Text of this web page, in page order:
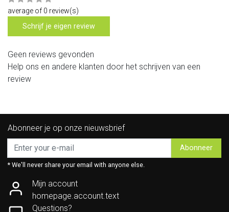
average of 0 review(s)
Schrijf je eigen review
Geen reviews gevonden
Help ons en andere klanten door het schrijven van een
review
Abonneer je op onze nieuwsbrief
Abonneer
* We'll never share your email with anyone else.
Mijn account
homepage.account.text
Questions?